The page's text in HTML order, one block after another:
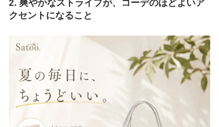
2. 爽やかなストライプが、コーデのほどよいア
クセントになること